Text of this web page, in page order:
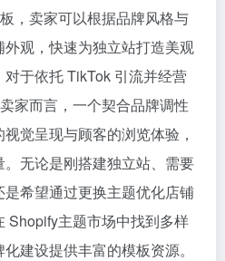
，卖家可以根据品牌风格与
观，快速为独立站打造美观
于依托 TikTok 引流并经营
家而言，一个契合品牌调性
觉呈现与顾客的浏览体验，
无论是刚搭建独立站、需要
希望通过更换主题优化店铺
Shopify主题市场中找到多样
建设提供丰富的模板资源。